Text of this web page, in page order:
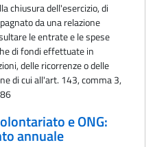
chiusura dell'esercizio, di
da una relazione
le entrate e le spese
di fondi effettuate in
delle ricorrenze o delle
di cui all'art. 143, comma 3,
e ONG:
annuale